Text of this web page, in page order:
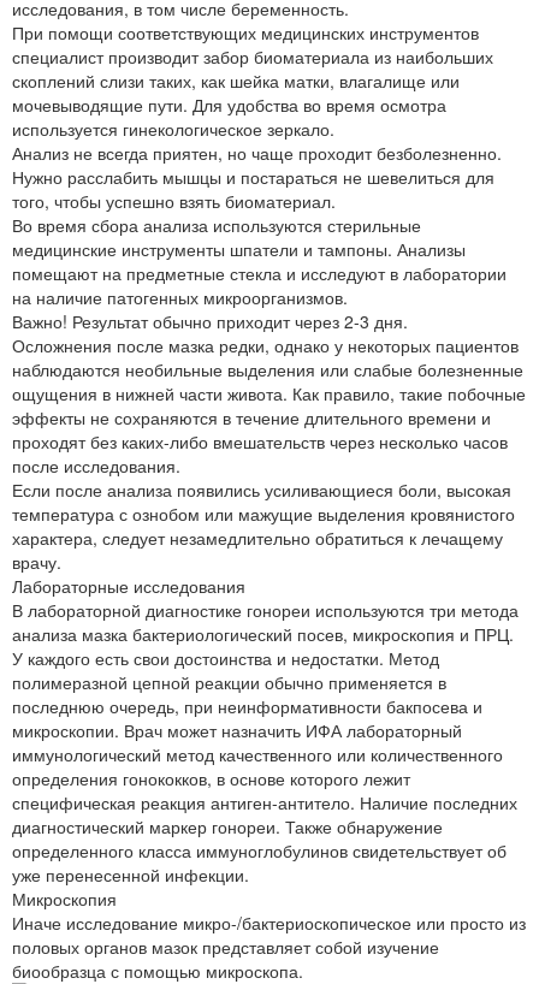
исследования, в том числе беременность.
При помощи соответствующих медицинских инструментов
специалист производит забор биоматериала из наибольших
скоплений слизи таких, как шейка матки, влагалище или
мочевыводящие пути. Для удобства во время осмотра
используется гинекологическое зеркало.
Анализ не всегда приятен, но чаще проходит безболезненно.
Нужно расслабить мышцы и постараться не шевелиться для
того, чтобы успешно взять биоматериал.
Во время сбора анализа используются стерильные
медицинские инструменты шпатели и тампоны. Анализы
помещают на предметные стекла и исследуют в лаборатории
на наличие патогенных микроорганизмов.
Важно! Результат обычно приходит через 2-3 дня.
Осложнения после мазка редки, однако у некоторых пациентов
наблюдаются необильные выделения или слабые болезненные
ощущения в нижней части живота. Как правило, такие побочные
эффекты не сохраняются в течение длительного времени и
проходят без каких-либо вмешательств через несколько часов
после исследования.
Если после анализа появились усиливающиеся боли, высокая
температура с ознобом или мажущие выделения кровянистого
характера, следует незамедлительно обратиться к лечащему
врачу.
Лабораторные исследования
В лабораторной диагностике гонореи используются три метода
анализа мазка бактериологический посев, микроскопия и ПРЦ.
У каждого есть свои достоинства и недостатки. Метод
полимеразной цепной реакции обычно применяется в
последнюю очередь, при неинформативности бакпосева и
микроскопии. Врач может назначить ИФА лабораторный
иммунологический метод качественного или количественного
определения гонококков, в основе которого лежит
специфическая реакция антиген-антитело. Наличие последних
диагностический маркер гонореи. Также обнаружение
определенного класса иммуноглобулинов свидетельствует об
уже перенесенной инфекции.
Микроскопия
Иначе исследование микро-/бактериоскопическое или просто из
половых органов мазок представляет собой изучение
биообразца с помощью микроскопа.